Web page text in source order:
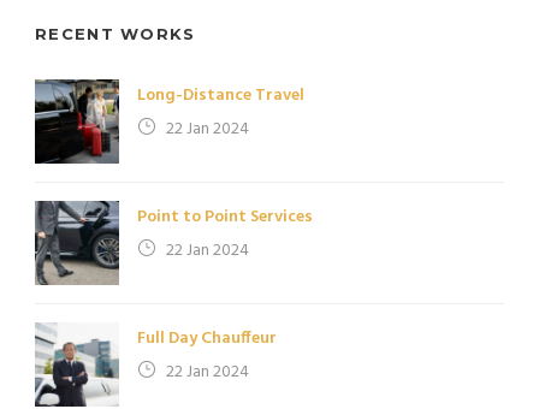
RECENT WORKS
Long-Distance Travel
22 Jan 2024
Point to Point Services
22 Jan 2024
Full Day Chauffeur
22 Jan 2024